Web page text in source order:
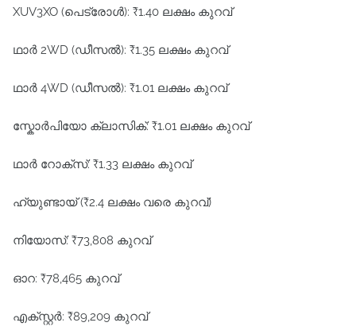
XUV3XO (പെട്രോൾ): ₹1.40 ലക്ഷം കുറവ്
ഥാർ 2WD (ഡീസൽ): ₹1.35 ലക്ഷം കുറവ്
ഥാർ 4WD (ഡീസൽ): ₹1.01 ലക്ഷം കുറവ്
സ്കോർപിയോ ക്ലാസിക്: ₹1.01 ലക്ഷം കുറവ്
ഥാർ റോക്സ്: ₹1.33 ലക്ഷം കുറവ്
ഹ്യുണ്ടായ് (₹2.4 ലക്ഷം വരെ കുറവ്)
നിയോസ്: ₹73,808 കുറവ്
ഓറ: ₹78,465 കുറവ്
എക്സ്റ്റർ: ₹89,209 കുറവ്